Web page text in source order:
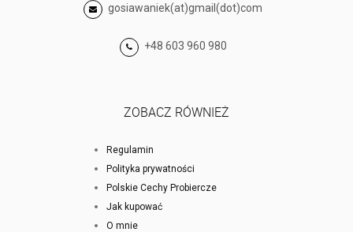
gosiawaniek(at)gmail(dot)com
+48 603 960 980
ZOBACZ RÓWNIEŻ
Regulamin
Polityka prywatności
Polskie Cechy Probiercze
Jak kupować
O mnie